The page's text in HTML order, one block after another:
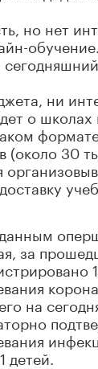
но нет
ни
о школах
(около 30
за
на
детей.